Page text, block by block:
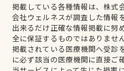
掲載している各種情報は、株式
会社ウェルネスが調査した情報
出来るだけ正確な情報掲載に努
全に保証するものではありません
掲載されている医療機関へ受診
に必ず該当の医療機関に直接ご